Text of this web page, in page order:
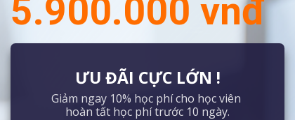
5.900.000 vnđ
Giảm ngay 10% học phí cho học viên
hoàn tất học phí trước 10 ngày.
ƯU ĐÃI CỰC LỚN !